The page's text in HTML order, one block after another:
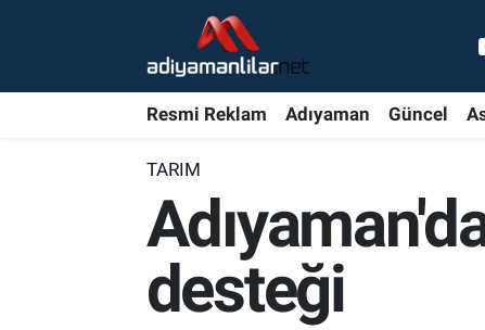
Resmi Reklam Adıyaman Güncel
TARIM
desteği
Bölge Haberleri
Nöbetçi Eczaneler
Adiyaman Namaz Vakitleri
Trafik Durumu
Süper Lig Puan Durumu ve Fikstür